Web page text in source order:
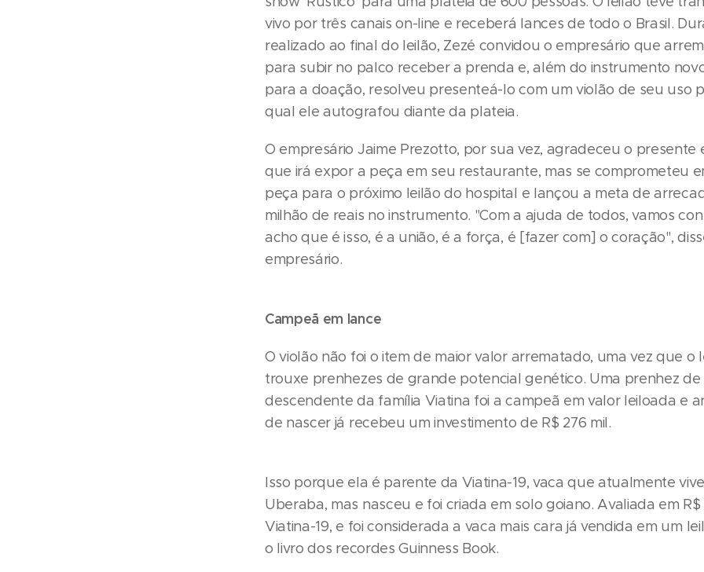
vivo por três canais on-line e receberá lances de todo o Brasil.
realizado ao final do leilão, Zezé convidou o empresário que
para subir no palco receber a prenda e, além do instrumento
para a doação, resolveu presenteá-lo com um violão de seu uso
qual ele autografou diante da plateia.
O empresário Jaime Prezotto, por sua vez, agradeceu o presente
que irá expor a peça em seu restaurante, mas se comprometeu
peça para o próximo leilão do hospital e lançou a meta de
milhão de reais no instrumento. "Com a ajuda de todos, vamos
acho que é isso, é a união, é a força, é [fazer com] o coração",
empresário.
Campeã em lance
O violão não foi o item de maior valor arrematado, uma vez que o
trouxe prenhezes de grande potencial genético. Uma prenhez de
descendente da família Viatina foi a campeã em valor leiloada e
de nascer já recebeu um investimento de R$ 276 mil.
Isso porque ela é parente da Viatina-19, vaca que atualmente
Uberaba, mas nasceu e foi criada em solo goiano. Avaliada em R$
Viatina-19, e foi considerada a vaca mais cara já vendida em um
o livro dos recordes Guinness Book.